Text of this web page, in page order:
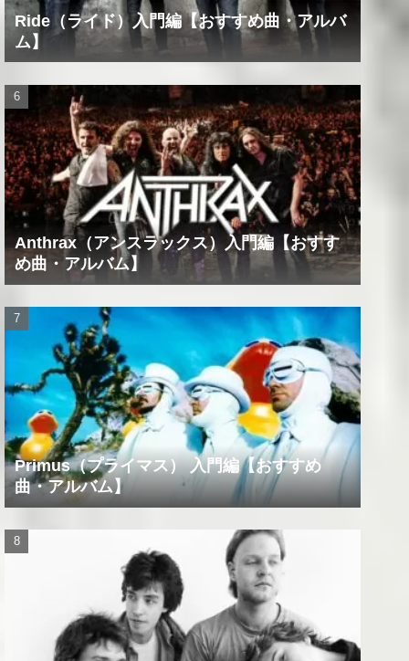
Ride（ライド）入門編【おすすめ曲・アルバ
ム】
Anthrax（アンスラックス）入門編【おすす
め曲・アルバム】
Primus（プライマス） 入門編【おすすめ
曲・アルバム】